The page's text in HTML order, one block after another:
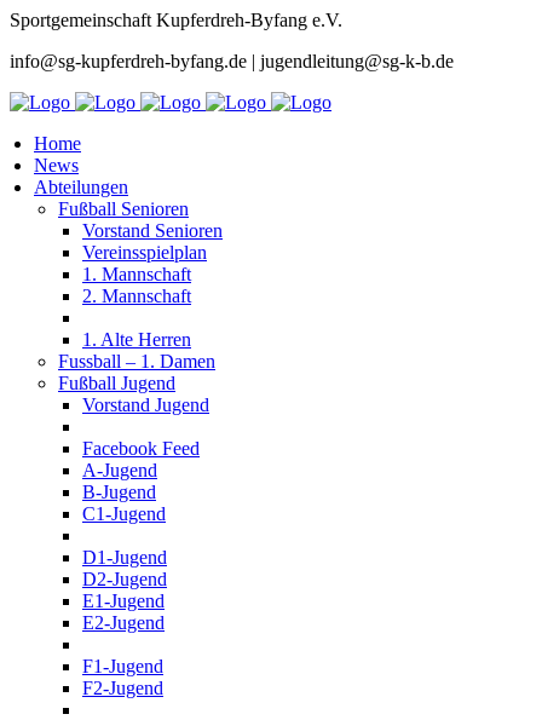
Sportgemeinschaft Kupferdreh-Byfang e.V.
info@sg-kupferdreh-byfang.de | jugendleitung@sg-k-b.de
Home
News
Abteilungen
Fußball Senioren
Vorstand Senioren
Vereinsspielplan
1. Mannschaft
2. Mannschaft
1. Alte Herren
Fussball – 1. Damen
Fußball Jugend
Vorstand Jugend
Facebook Feed
A-Jugend
B-Jugend
C1-Jugend
D1-Jugend
D2-Jugend
E1-Jugend
E2-Jugend
F1-Jugend
F2-Jugend